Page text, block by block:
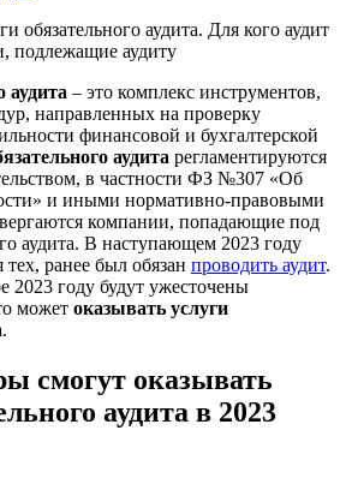
аудита – это комплекс инструментов,
направленных на проверку
финансовой и бухгалтерской
аудита регламентируются
в частности ФЗ №307 «Об
и иными нормативно-правовыми
компании, попадающие под
аудита. В наступающем 2023 году
тех, ранее был обязан проводить аудит.
2023 году будут ужесточены
может оказывать услуги
.
смогут оказывать
аудита в 2023